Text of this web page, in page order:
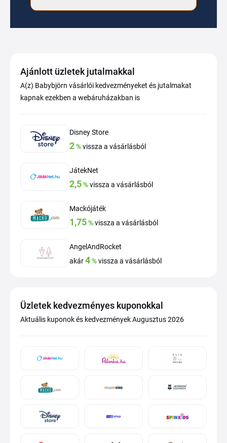
Ajánlott üzletek jutalmakkal
A(z) Babybjörn vásárlói kedvezményeket és jutalmakat
kapnak ezekben a webáruházakban is
Disney Store
2%vissza a vásárlásból
JátekNet
2,5%vissza a vásárlásból
Mackójáték
1,75%vissza a vásárlásból
AngelAndRocket
akár4%vissza a vásárlásból
Üzletek kedvezményes kuponokkal
Aktuális kuponok és kedvezmények Augusztus 2026